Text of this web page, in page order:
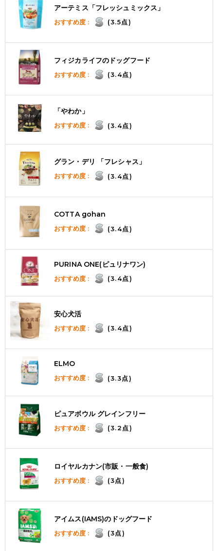
アーテミス「フレッシュミックス」
おすすめ度 : (3.5点)
フィジカライフのドッグフード
おすすめ度 : (3.4点)
「やわか」
おすすめ度 : (3.4点)
グラン・デリ 「フレシャス」
おすすめ度 : (3.4点)
COTTA gohan
おすすめ度 : (3.4点)
PURINA ONE(ピュリナワン)
おすすめ度 : (3.4点)
安心犬活
おすすめ度 : (3.4点)
ELMO
おすすめ度 : (3.3点)
ピュアボウル グレインフリー
おすすめ度 : (3.2点)
ロイヤルカナン(市販・一般食)
おすすめ度 : (3点)
アイムス(IAMS)のドッグフード
おすすめ度 : (3点)